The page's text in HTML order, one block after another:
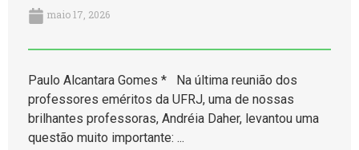
maio 17, 2026
Paulo Alcantara Gomes * Na última reunião dos
professores eméritos da UFRJ, uma de nossas
brilhantes professoras, Andréia Daher, levantou uma
questão muito importante: ...